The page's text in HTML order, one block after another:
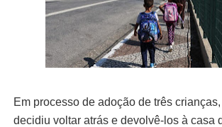
Em processo de adoção de três crianças,
decidiu voltar atrás e devolvê-los à casa